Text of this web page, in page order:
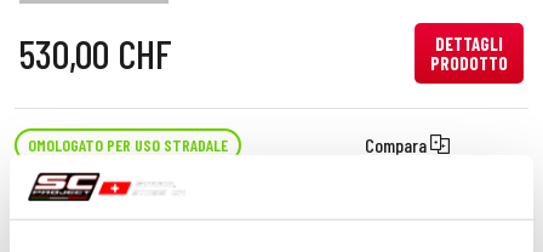
530,00 CHF
DETTAGLI
PRODOTTO
OMOLOGATO PER USO STRADALE Compara
Silenziatore Oval titanio